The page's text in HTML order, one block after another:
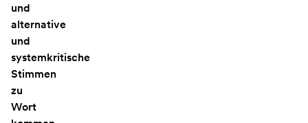
und
alternative
und
systemkritische
Stimmen
zu
Wort